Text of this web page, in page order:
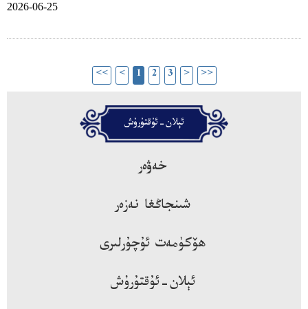
2026-06-25
<< < 1 2 3 > >>
ئېلان-ئۇقتۇرۇش
خەۋەر
شىنجاڭغا نەزەر
ھۆكۈمەت ئۇچۇرلىرى
ئېلان-ئۇقتۇرۇش